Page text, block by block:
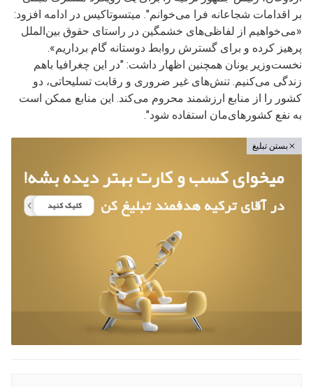
بر اقدامات شجاعانه فرا می‌خوانم". میتسوتاکیس در ادامه افزود:
«می‌خواهیم از لفاظی‌های خشمگین در راستای حقوق بین‌الملل
پرهیز کرده و برای گسترش روابط دوستانه گام برداریم».
نخست‌وزیر یونان همچنین اظهار داشت: "در این چغرافیا باهم
زندگی می‌کنیم. تنش‌های غیر ضروری و رقابت تسلیحاتی، دو
کشور را از منابع ارزشمند محروم می‌کند. این منابع ممکن است
به نفع کشورهای‌مان استفاده شود".
بستن تبلیغ